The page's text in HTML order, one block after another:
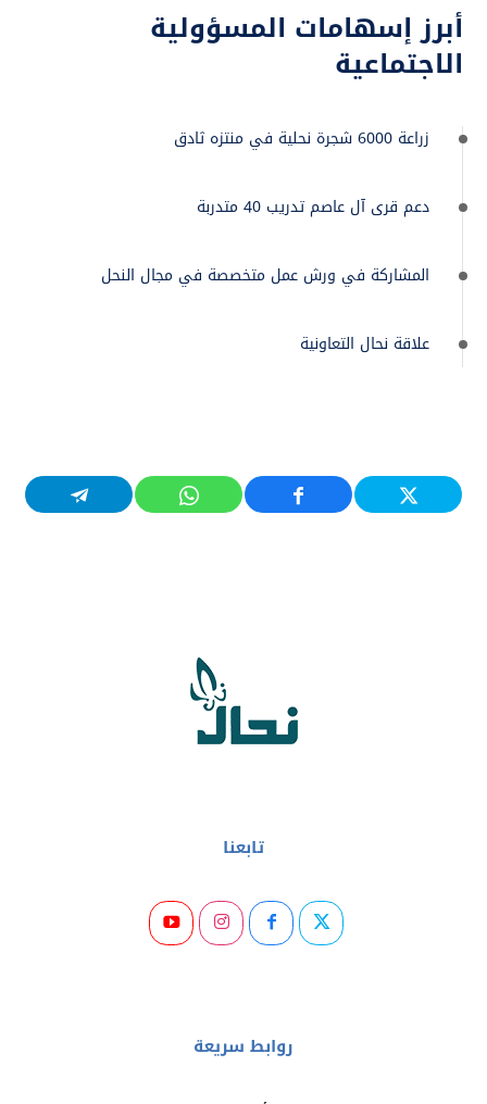
أبرز إسهامات المسؤولية
الاجتماعية
زراعة 6000 شجرة نحلية في منتزه ثادق
دعم قرى آل عاصم تدريب 40 متدربة
المشاركة في ورش عمل متخصصة في مجال النحل
علاقة نحال التعاونية
تابعنا
روابط سريعة